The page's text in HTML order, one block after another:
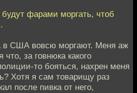
фарами моргать, чтоб
в США вовсю моргают. Меня аж
за говнюка какого
то бояться, нахрен меня
Хотя я сам товарищу раз
после пивка от него,